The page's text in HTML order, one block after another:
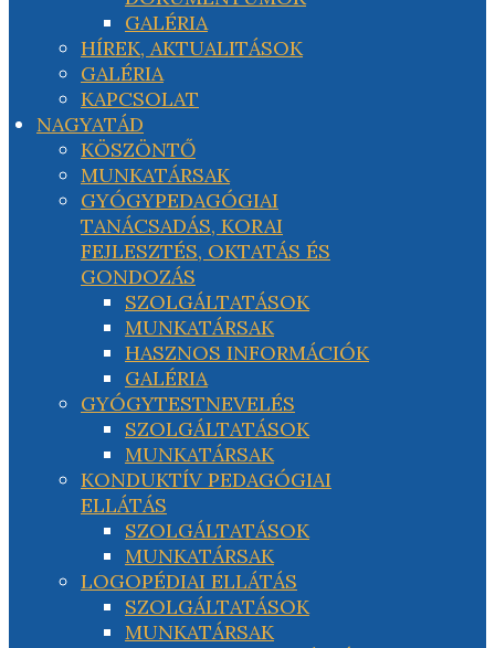
GALÉRIA
HÍREK, AKTUALITÁSOK
GALÉRIA
KAPCSOLAT
NAGYATÁD
KÖSZÖNTŐ
MUNKATÁRSAK
GYÓGYPEDAGÓGIAI
TANÁCSADÁS, KORAI
FEJLESZTÉS, OKTATÁS ÉS
GONDOZÁS
SZOLGÁLTATÁSOK
MUNKATÁRSAK
HASZNOS INFORMÁCIÓK
GALÉRIA
GYÓGYTESTNEVELÉS
SZOLGÁLTATÁSOK
MUNKATÁRSAK
KONDUKTÍV PEDAGÓGIAI
ELLÁTÁS
SZOLGÁLTATÁSOK
MUNKATÁRSAK
LOGOPÉDIAI ELLÁTÁS
SZOLGÁLTATÁSOK
MUNKATÁRSAK